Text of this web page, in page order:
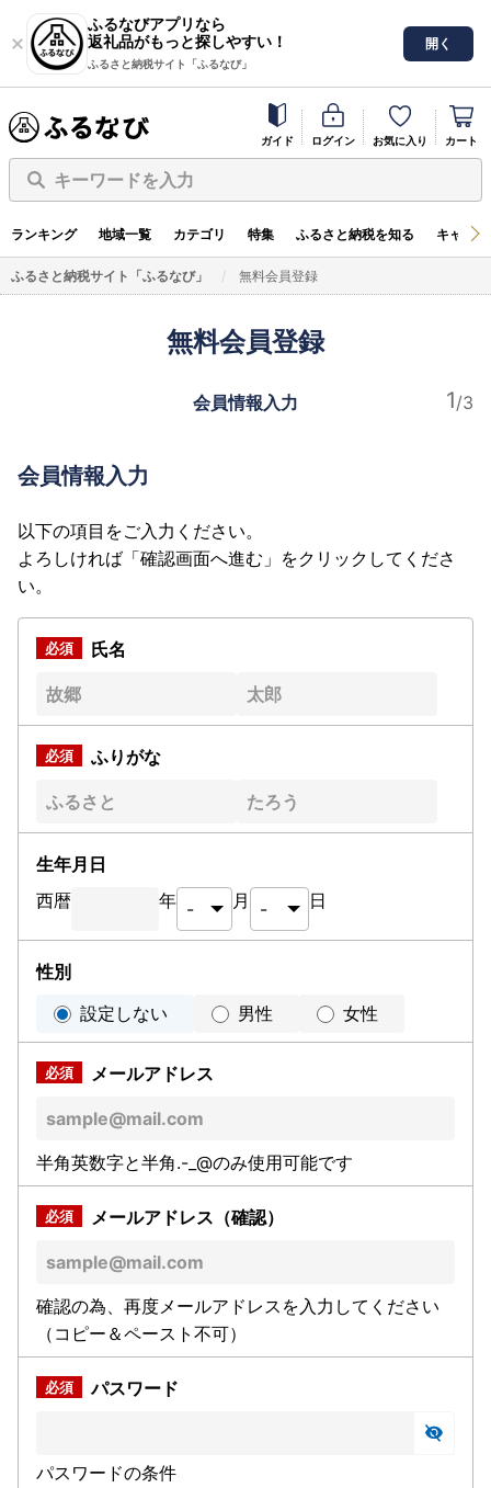
ふるなびアプリなら
返礼品がもっと探しやすい！
ふるさと納税サイト「ふるなび」
開く
ガイド ログイン お気に入り カート
キーワードを入力
ランキング 地域一覧 カテゴリ 特集 ふるさと納税を知る キャン
ふるさと納税サイト「ふるなび」 無料会員登録
無料会員登録
会員情報入力
会員情報入力
以下の項目をご入力ください。
よろしければ「確認画面へ進む」をクリックしてくださ
い。
氏名
ふりがな
生年月日
西暦
年 月 日
性別
設定しない
男性 女性
メールアドレス
半角英数字と半角.-_@のみ使用可能です
メールアドレス（確認）
確認の為、再度メールアドレスを入力してください
（コピー＆ペースト不可）
パスワード
パスワードの条件